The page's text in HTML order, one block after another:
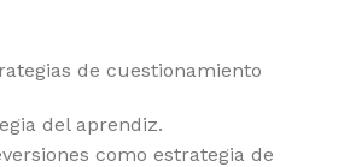
de cuestionamiento
del aprendiz.
como estrategia de